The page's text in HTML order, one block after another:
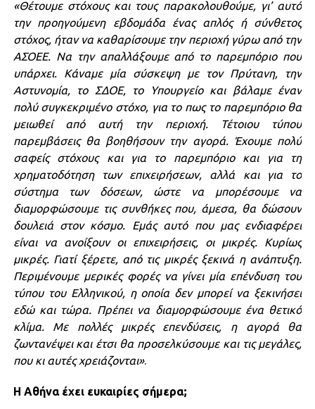
«Θέτουμε στόχους και τους παρακολουθούμε, γι’ αυτό
την προηγούμενη εβδομάδα ένας απλός ή σύνθετος
στόχος, ήταν να καθαρίσουμε την περιοχή γύρω από την
ΑΣΟΕΕ. Να την απαλλάξουμε από το παρεμπόριο που
υπάρχει. Κάναμε μία σύσκεψη με τον Πρύτανη, την
Αστυνομία, το ΣΔΟΕ, το Υπουργείο και βάλαμε έναν
πολύ συγκεκριμένο στόχο, για το πως το παρεμπόριο θα
μειωθεί από αυτή την περιοχή. Τέτοιου τύπου
παρεμβάσεις θα βοηθήσουν την αγορά. Έχουμε πολύ
σαφείς στόχους και για το παρεμπόριο και για τη
χρηματοδότηση των επιχειρήσεων, αλλά και για το
σύστημα των δόσεων, ώστε να μπορέσουμε να
διαμορφώσουμε τις συνθήκες που, άμεσα, θα δώσουν
δουλειά στον κόσμο. Εμάς αυτό που μας ενδιαφέρει
είναι να ανοίξουν οι επιχειρήσεις, οι μικρές. Κυρίως
μικρές. Γιατί ξέρετε, από τις μικρές ξεκινά η ανάπτυξη.
Περιμένουμε μερικές φορές να γίνει μία επένδυση του
τύπου του Ελληνικού, η οποία δεν μπορεί να ξεκινήσει
εδώ και τώρα. Πρέπει να διαμορφώσουμε ένα θετικό
κλίμα. Με πολλές μικρές επενδύσεις, η αγορά θα
ζωντανέψει και έτσι θα προσελκύσουμε και τις μεγάλες,
που κι αυτές χρειάζονται».
Η Αθήνα έχει ευκαιρίες σήμερα;